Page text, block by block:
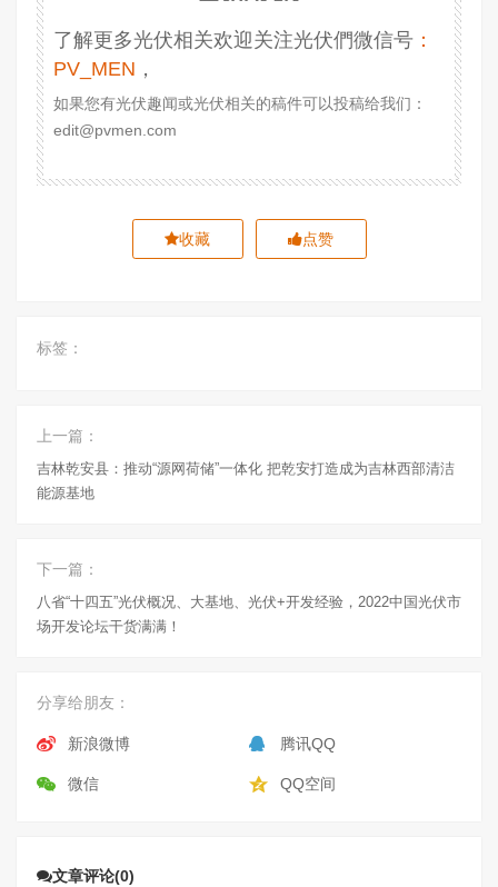
了解更多光伏相关欢迎关注光伏們微信号 ：
PV_MEN ，
如果您有光伏趣闻或光伏相关的稿件可以投稿给我们：
edit@pvmen.com
收藏 点赞
标签：
上一篇：
吉林乾安县：推动“源网荷储”一体化 把乾安打造成为吉林西部清洁
能源基地
下一篇：
八省“十四五”光伏概况、大基地、光伏+开发经验，2022中国光伏市
场开发论坛干货满满！
分享给朋友：
新浪微博 腾讯QQ
微信 QQ空间
文章评论(0)